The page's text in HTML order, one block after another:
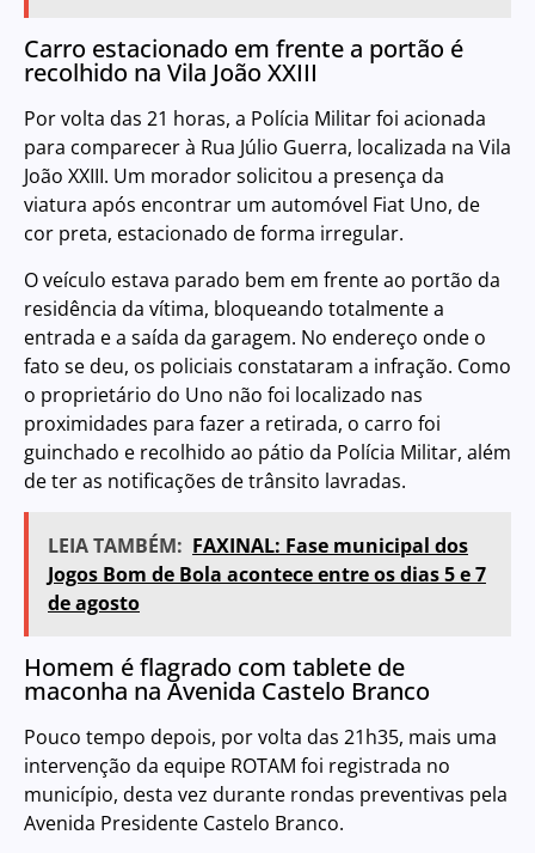
Carro estacionado em frente a portão é
recolhido na Vila João XXIII
Por volta das 21 horas, a Polícia Militar foi acionada
para comparecer à Rua Júlio Guerra, localizada na Vila
João XXIII. Um morador solicitou a presença da
viatura após encontrar um automóvel Fiat Uno, de
cor preta, estacionado de forma irregular.
O veículo estava parado bem em frente ao portão da
residência da vítima, bloqueando totalmente a
entrada e a saída da garagem. No endereço onde o
fato se deu, os policiais constataram a infração. Como
o proprietário do Uno não foi localizado nas
proximidades para fazer a retirada, o carro foi
guinchado e recolhido ao pátio da Polícia Militar, além
de ter as notificações de trânsito lavradas.
LEIA TAMBÉM: FAXINAL: Fase municipal dos
Jogos Bom de Bola acontece entre os dias 5 e 7
de agosto
Homem é flagrado com tablete de
maconha na Avenida Castelo Branco
Pouco tempo depois, por volta das 21h35, mais uma
intervenção da equipe ROTAM foi registrada no
município, desta vez durante rondas preventivas pela
Avenida Presidente Castelo Branco.